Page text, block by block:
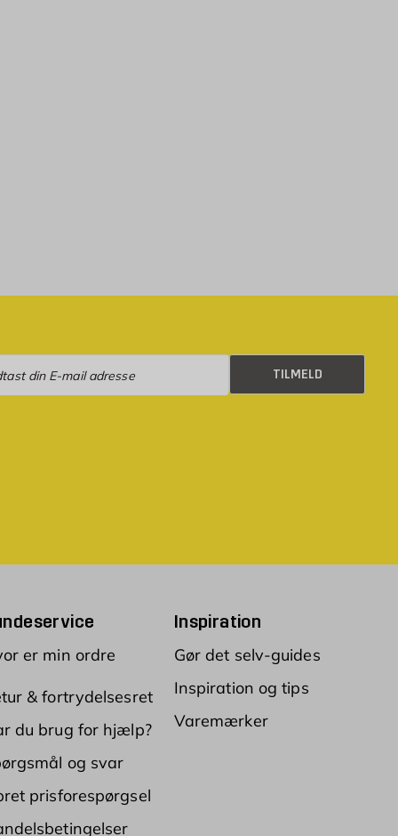
TILMELD
er min ordre
& fortrydelsesret
du brug for hjælp?
og svar
prisforespørgsel
Inspiration
Gør det selv-guides
Inspiration og tips
Varemærker